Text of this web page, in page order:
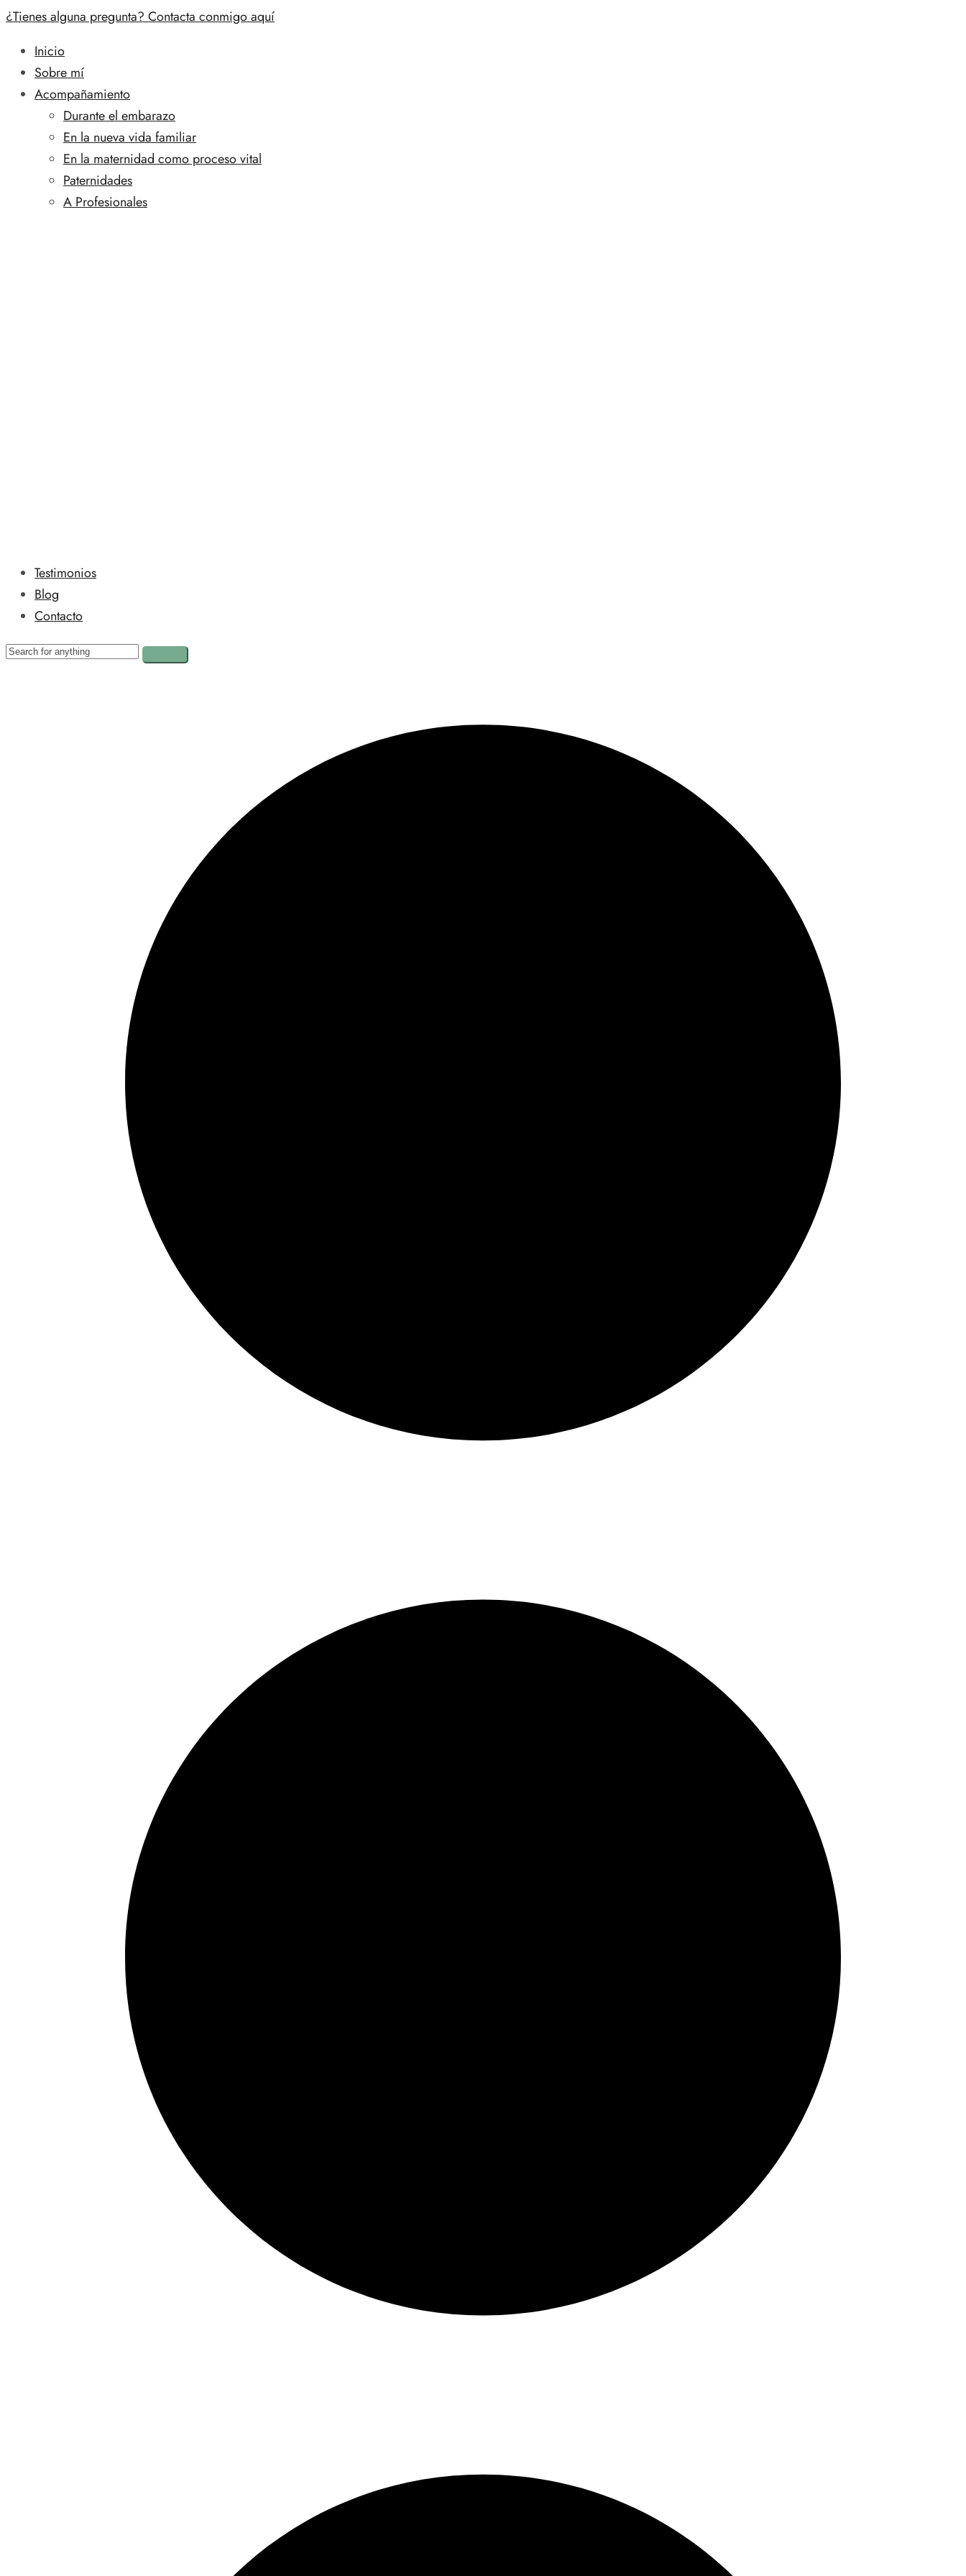
¿Tienes alguna pregunta? Contacta conmigo aquí
Inicio
Sobre mí
Acompañamiento
Durante el embarazo
En la nueva vida familiar
En la maternidad como proceso vital
Paternidades
A Profesionales
Testimonios
Blog
Contacto